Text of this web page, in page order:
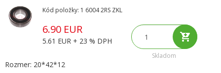
Kód položky: 1 6004 2RS ZKL
6.90 EUR
5.61 EUR + 23 % DPH
Skladom
Rozmer: 20*42*12